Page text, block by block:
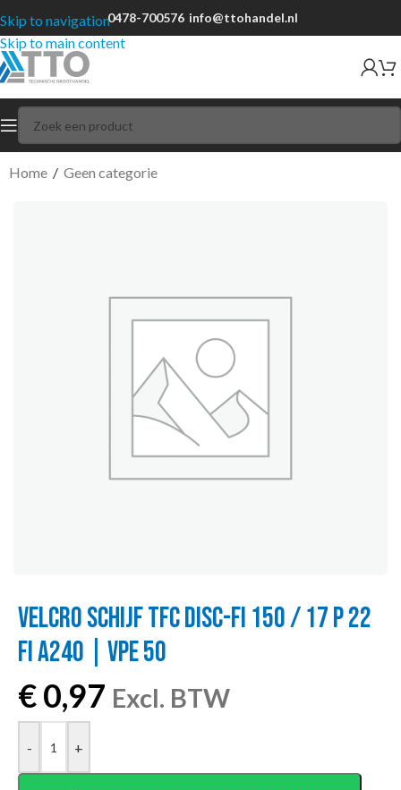
Skip to navigation
Skip to main content
0478-700576 info@ttohandel.nl
Home / Geen categorie
VELCRO SCHIJF TFC DISC-FI 150 / 17 P 22
FI A240 | VPE 50
€0,97 Excl. BTW
- +